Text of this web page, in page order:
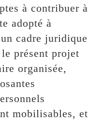
à contribuer à
adopté à
cadre juridique
présent projet
organisée,
mobilisables, et